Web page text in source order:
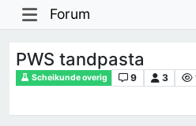
Forum
PWS tandpasta
Scheikunde overig 9 3